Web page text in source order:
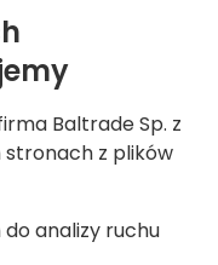
Baltrade Sp. z
stronach z plików
analizy ruchu